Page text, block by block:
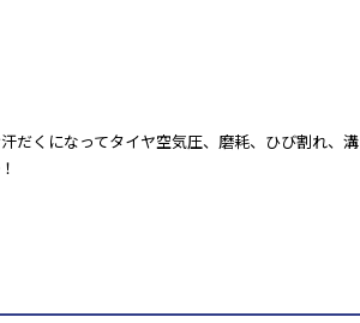
だくになってタイヤ空気圧、磨耗、ひび割れ、溝